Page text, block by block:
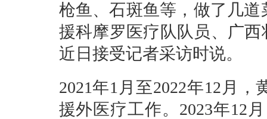
枪鱼、石斑鱼等，做了几
援科摩罗医疗队队员、广
近日接受记者采访时说。
2021年1月至2022年12月
援外医疗工作。2023年12